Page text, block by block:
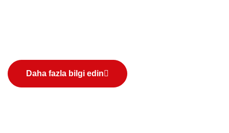
Daha fazla bilgi edin